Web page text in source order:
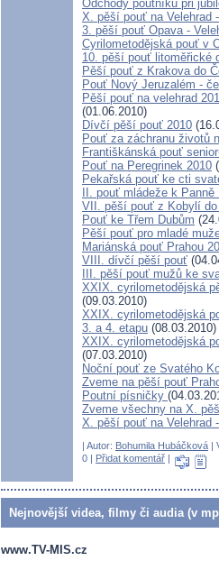
Odchody poutníků při
X. pěší pouť na Velehrad
3. pěší pouť Opava -
Cyrilometodějská pouť v
10. pěší pouť litoměřické
Pěší pouť z Krakova do
Pouť Nový Jeruzalém -
Pěší pouť na velehrad
(01.06.2010)
Dívčí pěší pouť 2010
Pouť za záchranu životů
Františkánská pouť
Pouť na Peregrinek 2010
Pekařská pouť ke cti
II. pouť mládeže k
VII. pěší pouť z Kobylí
Pouť ke Třem Dubům
Pěší pouť pro mladé
Mariánská pouť Prahou
VIII. dívčí pěší pouť
III. pěší pouť mužů ke
XXIX. cyrilometodějská
(09.03.2010)
XXIX. cyrilometodějská
3. a 4. etapu (08.03.2010)
XXIX. cyrilometodějská
(07.03.2010)
Noční pouť ze Svatého
Zveme na pěší pouť
Poutní písničky
Zveme všechny na X.
X. pěší pouť na Velehrad
| Autor: Bohumila Hubáčková |
0 | Přidat komentář |
Nejnovější videa, filmy či audia (v
www.TV-MIS.cz